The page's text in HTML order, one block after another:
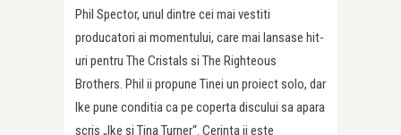
Phil Spector, unul dintre cei mai vestiti
producatori ai momentului, care mai lansase hit-
uri pentru The Cristals si The Righteous
Brothers. Phil ii propune Tinei un proiect solo, dar
Ike pune conditia ca pe coperta discului sa apara
scris „Ike si Tina Turner“. Cerinta ii este